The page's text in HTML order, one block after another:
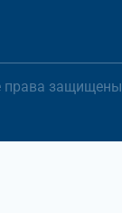
права